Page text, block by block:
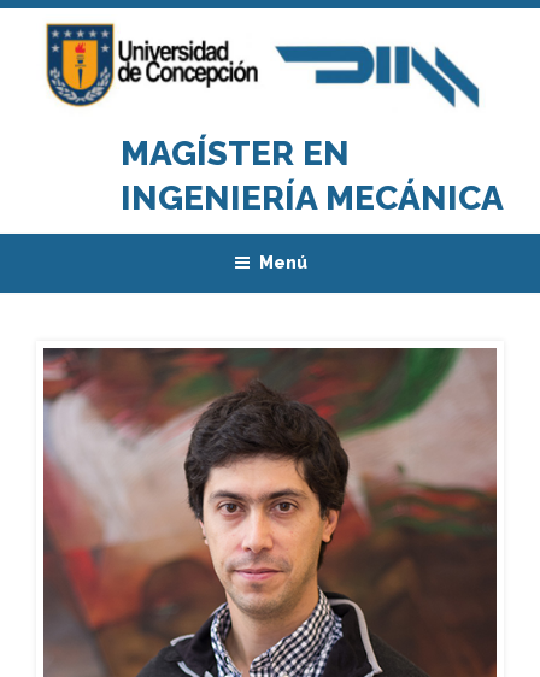
Saltar
contenido
MAGÍSTER EN
INGENIERÍA MECÁNICA
Menú